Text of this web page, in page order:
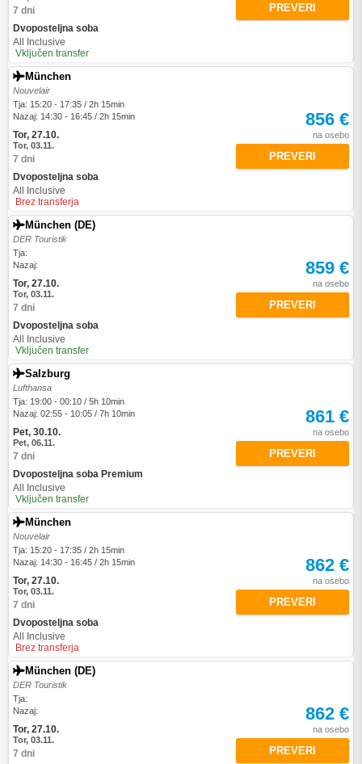
7 dni
Dvoposteljna soba
All Inclusive
Vključen transfer
PREVERI
München
Nouvelair
Tja: 15:20 - 17:35 / 2h 15min
Nazaj: 14:30 - 16:45 / 2h 15min
Tor, 27.10.
Tor, 03.11.
7 dni
Dvoposteljna soba
All Inclusive
Brez transferja
856 €
na osebo
PREVERI
München (DE)
DER Touristik
Tja:
Nazaj:
Tor, 27.10.
Tor, 03.11.
7 dni
Dvoposteljna soba
All Inclusive
Vključen transfer
859 €
na osebo
PREVERI
Salzburg
Lufthansa
Tja: 19:00 - 00:10 / 5h 10min
Nazaj: 02:55 - 10:05 / 7h 10min
Pet, 30.10.
Pet, 06.11.
7 dni
Dvoposteljna soba Premium
All Inclusive
Vključen transfer
861 €
na osebo
PREVERI
München
Nouvelair
Tja: 15:20 - 17:35 / 2h 15min
Nazaj: 14:30 - 16:45 / 2h 15min
Tor, 27.10.
Tor, 03.11.
7 dni
Dvoposteljna soba
All Inclusive
Brez transferja
862 €
na osebo
PREVERI
München (DE)
DER Touristik
Tja:
Nazaj:
Tor, 27.10.
Tor, 03.11.
7 dni
862 €
na osebo
PREVERI